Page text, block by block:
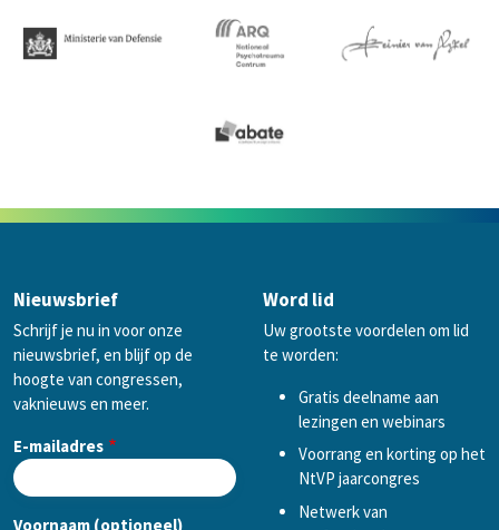
Nieuwsbrief
Schrijf je nu in voor onze
nieuwsbrief, en blijf op de
hoogte van congressen,
vaknieuws en meer.
E-mailadres
Voornaam (optioneel)
Word lid
Uw grootste voordelen om lid
te worden:
Gratis deelname aan
lezingen en webinars
Voorrang en korting op het
NtVP jaarcongres
Netwerk van